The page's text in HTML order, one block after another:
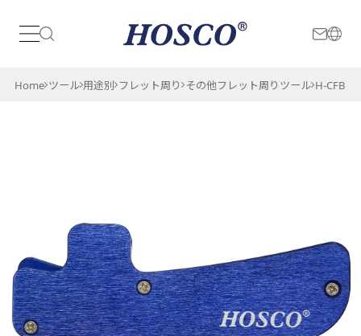
日本 International
Home ツール 用途別 フレット周り その他フレット周りツール H-CFB